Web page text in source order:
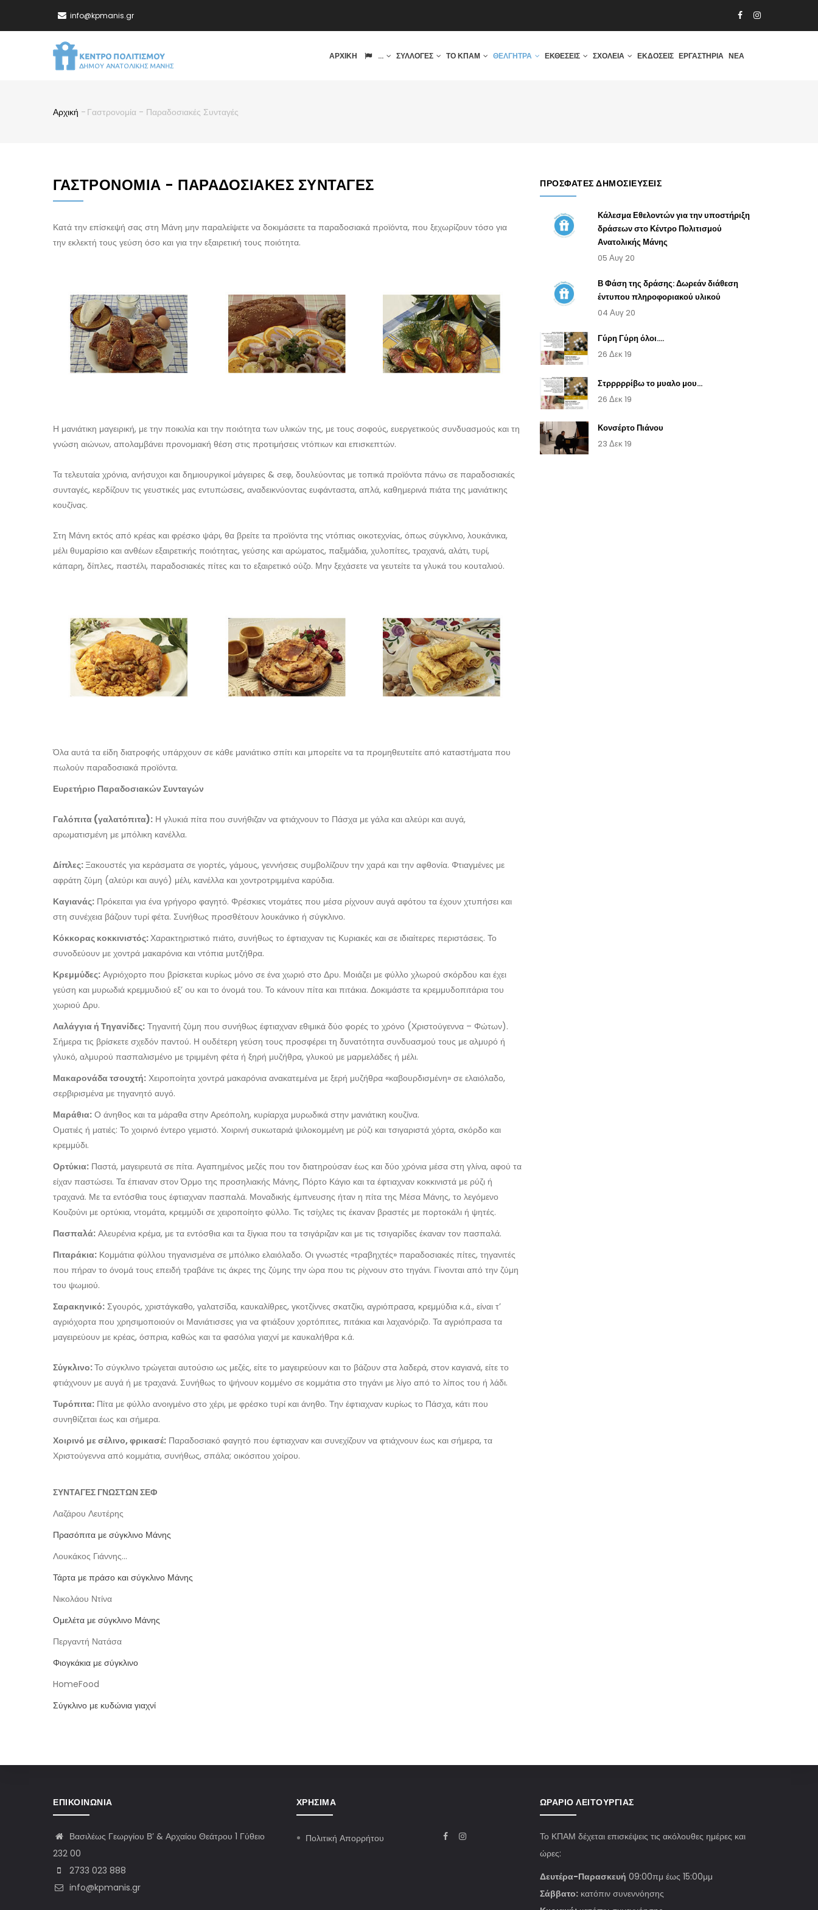
info@kpmanis.gr
ΑΡΧΙΚΉ ... ΣΥΛΛΟΓΈΣ ΤΟ ΚΠΑΜ ΘΈΛΓΗΤΡΑ ΕΚΘΈΣΕΙΣ ΣΧΟΛΕΊΑ ΕΚΔΌΣΕΙΣ ΕΡΓΑΣΤΉΡΙΑ ΝΈΑ
Breadcrumb
Αρχική - Γαστρονομία - Παραδοσιακές Συνταγές
ΓΑΣΤΡΟΝΟΜΊΑ - ΠΑΡΑΔΟΣΙΑΚΈΣ ΣΥΝΤΑΓΈΣ
Κατά την επίσκεψή σας στη Μάνη μην παραλείψετε να δοκιμάσετε τα παραδοσιακά προϊόντα, που ξεχωρίζουν τόσο για
την εκλεκτή τους γεύση όσο και για την εξαιρετική τους ποιότητα.
Η μανιάτικη μαγειρική, με την ποικιλία και την ποιότητα των υλικών της, με τους σοφούς, ευεργετικούς συνδυασμούς και τη
γνώση αιώνων, απολαμβάνει προνομιακή θέση στις προτιμήσεις ντόπιων και επισκεπτών.
Τα τελευταία χρόνια, ανήσυχοι και δημιουργικοί μάγειρες & σεφ, δουλεύοντας με τοπικά προϊόντα πάνω σε παραδοσιακές
συνταγές, κερδίζουν τις γευστικές μας εντυπώσεις, αναδεικνύοντας ευφάνταστα, απλά, καθημερινά πιάτα της μανιάτικης
κουζίνας.
Στη Μάνη εκτός από κρέας και φρέσκο ψάρι, θα βρείτε τα προϊόντα της ντόπιας οικοτεχνίας, όπως σύγκλινο, λουκάνικα,
μέλι θυμαρίσιο και ανθέων εξαιρετικής ποιότητας, γεύσης και αρώματος, παξιμάδια, χυλοπίτες, τραχανά, αλάτι, τυρί,
κάπαρη, δίπλες, παστέλι, παραδοσιακές πίτες και το εξαιρετικό ούζο. Μην ξεχάσετε να γευτείτε τα γλυκά του κουταλιού.
Όλα αυτά τα είδη διατροφής υπάρχουν σε κάθε μανιάτικο σπίτι και μπορείτε να τα προμηθευτείτε από καταστήματα που
πωλούν παραδοσιακά προϊόντα.
Ευρετήριο Παραδοσιακών Συνταγών
Γαλόπιτα (γαλατόπιτα): Η γλυκιά πίτα που συνήθιζαν να φτιάχνουν το Πάσχα με γάλα και αλεύρι και αυγά,
αρωματισμένη με μπόλικη κανέλλα.
Δίπλες:Ξακουστές για κεράσματα σε γιορτές, γάμους, γεννήσεις συμβολίζουν την χαρά και την αφθονία. Φτιαγμένες με
αφράτη ζύμη (αλεύρι και αυγό) μέλι, κανέλλα και χοντροτριμμένα καρύδια.
Καγιανάς: Πρόκειται για ένα γρήγορο φαγητό. Φρέσκιες ντομάτες που μέσα ρίχνουν αυγά αφότου τα έχουν χτυπήσει και
στη συνέχεια βάζουν τυρί φέτα. Συνήθως προσθέτουν λουκάνικο ή σύγκλινο.
Κόκκορας κοκκινιστός:Χαρακτηριστικό πιάτο, συνήθως το έφτιαχναν τις Κυριακές και σε ιδιαίτερες περιστάσεις. Το
συνοδεύουν με χοντρά μακαρόνια και ντόπια μυτζήθρα.
Κρεμμύδες: Αγριόχορτο που βρίσκεται κυρίως μόνο σε ένα χωριό στο Δρυ. Μοιάζει με φύλλο χλωρού σκόρδου και έχει
γεύση και μυρωδιά κρεμμυδιού εξ’ ου και το όνομά του. Το κάνουν πίτα και πιτάκια. Δοκιμάστε τα κρεμμυδοπιτάρια του
χωριού Δρυ.
Λαλάγγια ή Τηγανίδες: Τηγανιτή ζύμη που συνήθως έφτιαχναν εθιμικά δύο φορές το χρόνο (Χριστούγεννα – Φώτων).
Σήμερα τις βρίσκετε σχεδόν παντού. Η ουδέτερη γεύση τους προσφέρει τη δυνατότητα συνδυασμού τους με αλμυρό ή
γλυκό, αλμυρού πασπαλισμένο με τριμμένη φέτα ή ξηρή μυζήθρα, γλυκού με μαρμελάδες ή μέλι.
Μακαρονάδα τσουχτή: Χειροποίητα χοντρά μακαρόνια ανακατεμένα με ξερή μυζήθρα «καβουρδισμένη» σε ελαιόλαδο,
σερβιρισμένα με τηγανητό αυγό.
Μαράθια: Ο άνηθος και τα μάραθα στην Αρεόπολη, κυρίαρχα μυρωδικά στην μανιάτικη κουζίνα.
Οματιές ή ματιές: Το χοιρινό έντερο γεμιστό. Χοιρινή συκωταριά ψιλοκομμένη με ρύζι και τσιγαριστά χόρτα, σκόρδο και
κρεμμύδι.
Ορτύκια: Παστά, μαγειρευτά σε πίτα. Αγαπημένος μεζές που τον διατηρούσαν έως και δύο χρόνια μέσα στη γλίνα, αφού τα
είχαν παστώσει. Τα έπιαναν στον Όρμο της προσηλιακής Μάνης, Πόρτο Κάγιο και τα έφτιαχναν κοκκινιστά με ρύζι ή
τραχανά. Με τα εντόσθια τους έφτιαχναν πασπαλά. Μοναδικής έμπνευσης ήταν η πίτα της Μέσα Μάνης, το λεγόμενο
Κουζούνι με ορτύκια, ντομάτα, κρεμμύδι σε χειροποίητο φύλλο. Τις τσίχλες τις έκαναν βραστές με πορτοκάλι ή ψητές.
Πασπαλά: Αλευρένια κρέμα, με τα εντόσθια και τα ξίγκια που τα τσιγάριζαν και με τις τσιγαρίδες έκαναν τον πασπαλά.
Πιταράκια: Κομμάτια φύλλου τηγανισμένα σε μπόλικο ελαιόλαδο. Οι γνωστές «τραβηχτές» παραδοσιακές πίτες, τηγανιτές
που πήραν το όνομά τους επειδή τραβάνε τις άκρες της ζύμης την ώρα που τις ρίχνουν στο τηγάνι. Γίνονται από την ζύμη
του ψωμιού.
Σαρακηνικό: Σγουρός, χριστάγκαθο, γαλατσίδα, καυκαλίθρες, γκοτζίννες σκατζίκι, αγριόπρασα, κρεμμύδια κ.ά., είναι τ’
αγριόχορτα που χρησιμοποιούν οι Μανιάτισσες για να φτιάξουν χορτόπιτες, πιτάκια και λαχανόριζο. Τα αγριόπρασα τα
μαγειρεύουν με κρέας, όσπρια, καθώς και τα φασόλια γιαχνί με καυκαλήθρα κ.ά.
Σύγκλινο:Το σύγκλινο τρώγεται αυτούσιο ως μεζές, είτε το μαγειρεύουν και το βάζουν στα λαδερά, στον καγιανά, είτε το
φτιάχνουν με αυγά ή με τραχανά. Συνήθως το ψήνουν κομμένο σε κομμάτια στο τηγάνι με λίγο από το λίπος του ή λάδι.
Τυρόπιτα: Πίτα με φύλλο ανοιγμένο στο χέρι, με φρέσκο τυρί και άνηθο. Την έφτιαχναν κυρίως το Πάσχα, κάτι που
συνηθίζεται έως και σήμερα.
Χοιρινό με σέλινο, φρικασέ: Παραδοσιακό φαγητό που έφτιαχναν και συνεχίζουν να φτιάχνουν έως και σήμερα, τα
Χριστούγεννα από κομμάτια, συνήθως, σπάλα; οικόσιτου χοίρου.
ΣΥΝΤΑΓΕΣ ΓΝΩΣΤΩΝ ΣΕΦ
Λαζάρου Λευτέρης
Πρασόπιτα με σύγκλινο Μάνης
Λουκάκος Γιάννης…
Τάρτα με πράσο και σύγκλινο Μάνης
Νικολάου Ντίνα
Ομελέτα με σύγκλινο Μάνης
Περγαντή Νατάσα
Φιογκάκια με σύγκλινο
HomeFood
Σύγκλινο με κυδώνια γιαχνί
ΠΡΌΣΦΑΤΕΣ ΔΗΜΟΣΙΕΎΣΕΙΣ
Κάλεσμα Εθελοντών για την υποστήριξη
δράσεων στο Κέντρο Πολιτισμού
Ανατολικής Μάνης
05 Αυγ 20
Β Φάση της δράσης: Δωρεάν διάθεση
έντυπου πληροφοριακού υλικού
04 Αυγ 20
Γύρη Γύρη όλοι....
26 Δεκ 19
Στρρρρρίβω το μυαλο μου...
26 Δεκ 19
Κονσέρτο Πιάνου
23 Δεκ 19
ΕΠΙΚΟΙΝΩΝΊΑ
Βασιλέως Γεωργίου Β’ & Αρχαίου Θεάτρου 1 Γύθειο
232 00
2733 023 888
info@kpmanis.gr
ΧΡΉΣΙΜΑ
Πολιτική Απορρήτου
ΩΡΆΡΙΟ ΛΕΙΤΟΥΡΓΊΑΣ
Το ΚΠΑΜ δέχεται επισκέψεις τις ακόλουθες ημέρες και
ώρες:
Δευτέρα-Παρασκευή 09:00πμ έως 15:00μμ
Σάββατο:κατόπιν συνεννόησης